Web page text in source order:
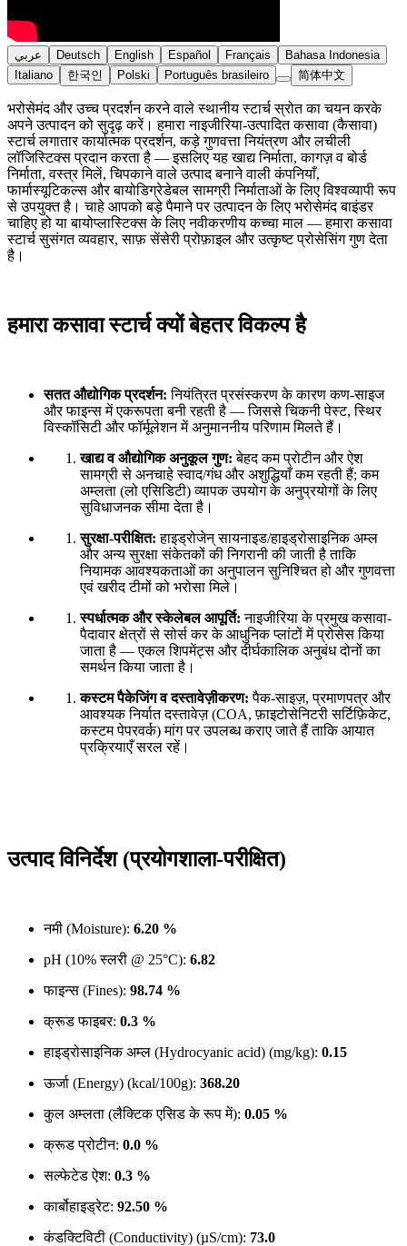
عربي Deutsch English Español Français
Bahasa Indonesia
Italiano
한국인 Polski Português brasileiro 简体中文
भरोसेमंद और उच्च प्रदर्शन करने वाले स्थानीय स्टार्च स्रोत का चयन करके
अपने उत्पादन को सुदृढ़ करें। हमारा नाइजीरिया-उत्पादित कसावा (कैसावा)
स्टार्च लगातार कार्यात्मक प्रदर्शन, कड़े गुणवत्ता नियंत्रण और लचीली
लॉजिस्टिक्स प्रदान करता है — इसलिए यह खाद्य निर्माता, कागज़ व बोर्ड
निर्माता, वस्त्र मिलें, चिपकाने वाले उत्पाद बनाने वाली कंपनियाँ,
फार्मास्यूटिकल्स और बायोडिग्रेडेबल सामग्री निर्माताओं के लिए विश्वव्यापी रूप
से उपयुक्त है। चाहे आपको बड़े पैमाने पर उत्पादन के लिए भरोसेमंद बाइंडर
चाहिए हो या बायोप्लास्टिक्स के लिए नवीकरणीय कच्चा माल — हमारा कसावा
स्टार्च सुसंगत व्यवहार, साफ़ सेंसेरी प्रोफ़ाइल और उत्कृष्ट प्रोसेसिंग गुण देता
है।
हमारा कसावा स्टार्च क्यों बेहतर विकल्प है
सतत औद्योगिक प्रदर्शन: नियंत्रित प्रसंस्करण के कारण कण-साइज
और फाइन्स में एकरूपता बनी रहती है — जिससे चिकनी पेस्ट, स्थिर
विस्कॉसिटी और फॉर्मूलेशन में अनुमाननीय परिणाम मिलते हैं।
खाद्य व औद्योगिक अनुकूल गुण: बेहद कम प्रोटीन और ऐश
सामग्री से अनचाहे स्वाद/गंध और अशुद्धियाँ कम रहती हैं; कम
अम्लता (लो एसिडिटी) व्यापक उपयोग के अनुप्रयोगों के लिए
सुविधाजनक सीमा देता है।
सुरक्षा-परीक्षित: हाइड्रोजेन् सायनाइड/हाइड्रोसाइनिक अम्ल
और अन्य सुरक्षा संकेतकों की निगरानी की जाती है ताकि
नियामक आवश्यकताओं का अनुपालन सुनिश्चित हो और गुणवत्ता
एवं खरीद टीमों को भरोसा मिले।
स्पर्धात्मक और स्केलेबल आपूर्ति: नाइजीरिया के प्रमुख कसावा-
पैदावार क्षेत्रों से सोर्स कर के आधुनिक प्लांटों में प्रोसेस किया
जाता है — एकल शिपमेंट्स और दीर्घकालिक अनुबंध दोनों का
समर्थन किया जाता है।
कस्टम पैकेजिंग व दस्तावेज़ीकरण: पैक-साइज़, प्रमाणपत्र और
आवश्यक निर्यात दस्तावेज़ (COA, फ़ाइटोसेनिटरी सर्टिफ़िकेट,
कस्टम पेपरवर्क) मांग पर उपलब्ध कराए जाते हैं ताकि आयात
प्रक्रियाएँ सरल रहें।
उत्पाद विनिर्देश (प्रयोगशाला-परीक्षित)
नमी (Moisture): 6.20 %
pH (10% स्लरी @ 25°C): 6.82
फाइन्स (Fines): 98.74 %
क्रूड फाइबर: 0.3 %
हाइड्रोसाइनिक अम्ल (Hydrocyanic acid) (mg/kg): 0.15
ऊर्जा (Energy) (kcal/100g): 368.20
कुल अम्लता (लैक्टिक एसिड के रूप में): 0.05 %
क्रूड प्रोटीन: 0.0 %
सल्फेटेड ऐश: 0.3 %
कार्बोहाइड्रेट: 92.50 %
कंडक्टिविटी (Conductivity) (µS/cm): 73.0